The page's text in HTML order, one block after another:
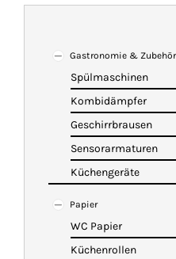
Gastronomie & Zubehör
Spülmaschinen
Kombidämpfer
Geschirrbrausen
Sensorarmaturen
Küchengeräte
Papier
WC Papier
Küchenrollen